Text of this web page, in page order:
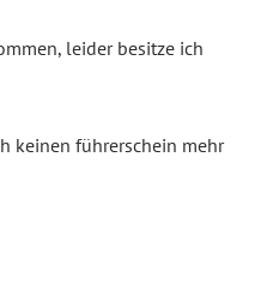
leider besitze ich
keinen führerschein mehr